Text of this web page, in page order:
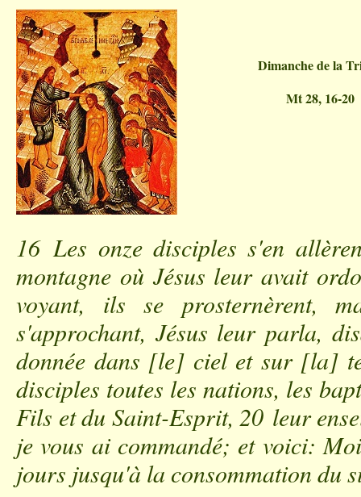
Dimanche de la
Mt 28, 16-20
16 Les onze disciples s'en
montagne où Jésus leur avait
voyant, ils se prosternèrent,
s'approchant, Jésus leur parla,
donnée dans [le] ciel et sur [la]
disciples toutes les nations, les
Fils et du Saint-Esprit, 20 leur
je vous ai commandé; et voici:
jours jusqu'à la consommation du